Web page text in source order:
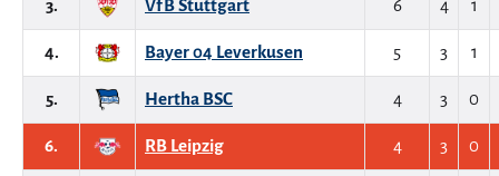
3. VfB Stuttgart 6 4 1
4. Bayer 04 Leverkusen 5 3 1
5. Hertha BSC 4 3 0
6. RB Leipzig 4 3 0